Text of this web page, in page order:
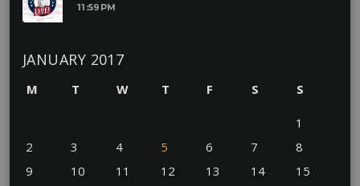
11:59 PM
JANUARY 2017
M T W T F S S
1
2
3 4 5 6 7
8
9
10 11 12 13 14
15